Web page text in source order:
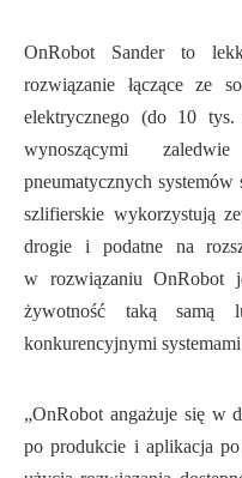
OnRobot Sander to
rozwiązanie łączące ze
elektrycznego (do 10
wynoszącymi
pneumatycznych
szlifierskie wykorzystują
drogie i podatne na
w rozwiązaniu OnRobot
żywotność taką
konkurencyjnymi
„OnRobot angażuje się w
po produkcie i aplikacja